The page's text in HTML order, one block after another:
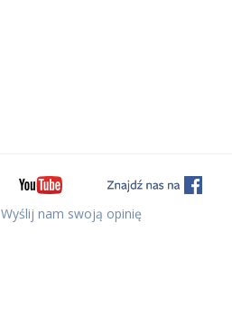
Wyślij nam swoją opinię